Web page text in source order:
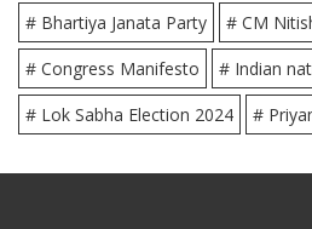
# Bhartiya Janata Party
# CM
# Congress Manifesto
# Indian
# Lok Sabha Election 2024
#